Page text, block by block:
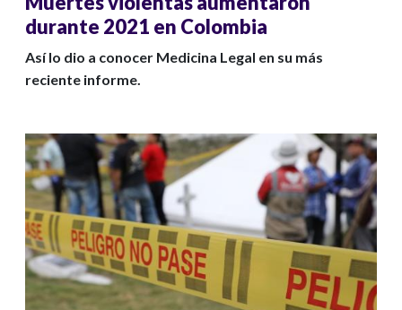
durante 2021 en Colombia
Así lo dio a conocer Medicina Legal en su más
reciente informe.